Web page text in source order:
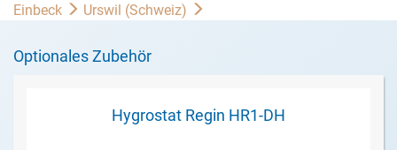
Einbeck
Urswil (Schweiz)
Optionales Zubehör
Hygrostat Regin HR1-DH